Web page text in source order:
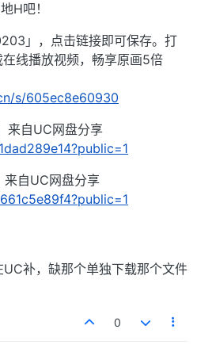
H吧！
」，点击链接即可保存。打
线播放视频，畅享原画5倍
s/605ec8e60930
来自UC网盘分享
来自UC网盘分享
补，缺那个单独下载那个文件
0